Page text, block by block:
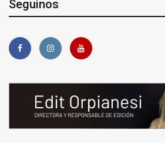
Seguinos